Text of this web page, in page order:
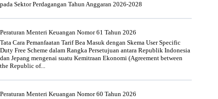
pada Sektor Perdagangan Tahun Anggaran 2026-2028
Peraturan Menteri Keuangan Nomor 61 Tahun 2026
Tata Cara Pemanfaatan Tarif Bea Masuk dengan Skema User Specific
Duty Free Scheme dalam Rangka Persetujuan antara Republik Indonesia
dan Jepang mengenai suatu Kemitraan Ekonomi (Agreement between
the Republic of...
Peraturan Menteri Keuangan Nomor 60 Tahun 2026